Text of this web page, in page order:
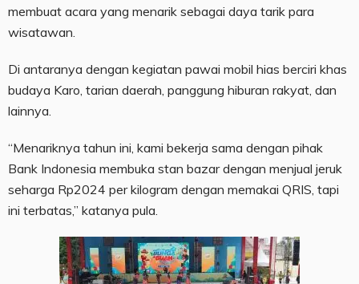
membuat acara yang menarik sebagai daya tarik para
wisatawan.
Di antaranya dengan kegiatan pawai mobil hias berciri khas
budaya Karo, tarian daerah, panggung hiburan rakyat, dan
lainnya.
“Menariknya tahun ini, kami bekerja sama dengan pihak
Bank Indonesia membuka stan bazar dengan menjual jeruk
seharga Rp2024 per kilogram dengan memakai QRIS, tapi
ini terbatas,” katanya pula.